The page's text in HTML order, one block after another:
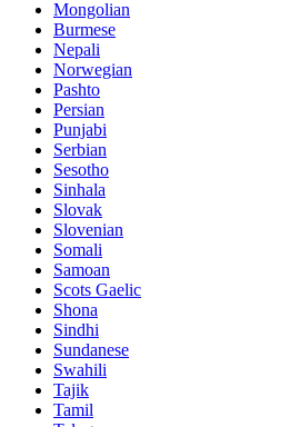
Mongolian
Burmese
Nepali
Norwegian
Pashto
Persian
Punjabi
Serbian
Sesotho
Sinhala
Slovak
Slovenian
Somali
Samoan
Scots Gaelic
Shona
Sindhi
Sundanese
Swahili
Tajik
Tamil